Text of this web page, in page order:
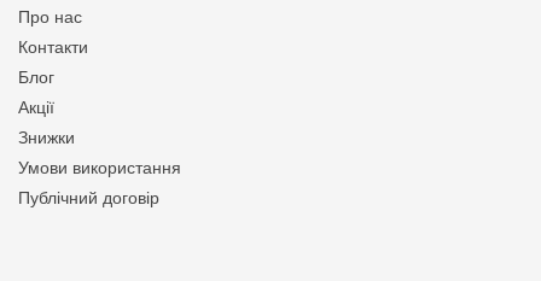
Про нас
Контакти
Блог
Акції
Знижки
Умови використання
Публічний договір